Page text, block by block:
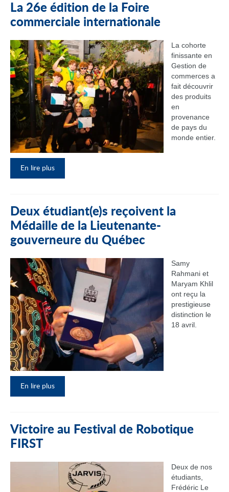
La 26e édition de la Foire
commerciale internationale
La cohorte
finissante en
Gestion de
commerces a
fait découvrir
des produits
en
provenance
de pays du
monde entier.
En lire plus
Deux étudiant(e)s reçoivent la
Médaille de la Lieutenante-
gouverneure du Québec
Samy
Rahmani et
Maryam Khlil
ont reçu la
prestigieuse
distinction le
18 avril.
En lire plus
Victoire au Festival de Robotique
FIRST
Deux de nos
étudiants,
Frédéric Le